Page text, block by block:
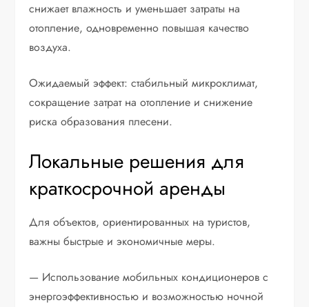
снижает влажность и уменьшает затраты на
отопление, одновременно повышая качество
воздуха.
Ожидаемый эффект: стабильный микроклимат,
сокращение затрат на отопление и снижение
риска образования плесени.
Локальные решения для
краткосрочной аренды
Для объектов, ориентированных на туристов,
важны быстрые и экономичные меры.
— Использование мобильных кондиционеров с
энергоэффективностью и возможностью ночной